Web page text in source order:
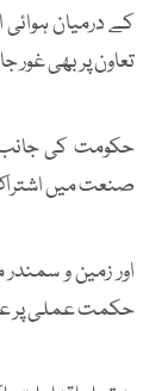
کے درمیان
تعاون پر بھی غور
حکومت کی
صنعت میں
اور زمین و
حکمت عملی پر